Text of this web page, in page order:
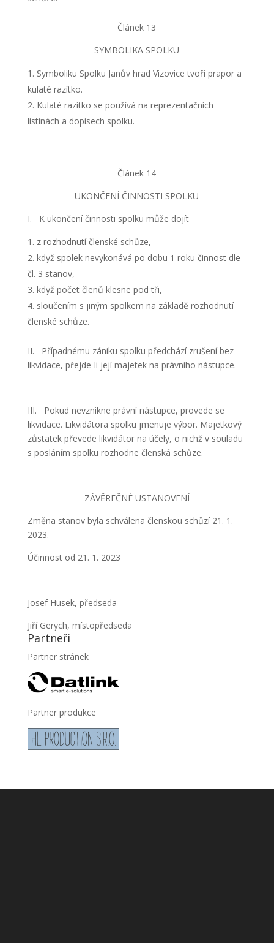
Článek 13
SYMBOLIKA SPOLKU
Symboliku Spolku Janův hrad Vizovice tvoří prapor a
kulaté razítko.
Kulaté razítko se používá na reprezentačních
listinách a dopisech spolku.
Článek 14
UKONČENÍ ČINNOSTI SPOLKU
I. K ukončení činnosti spolku může dojít
z rozhodnutí členské schůze,
když spolek nevykonává po dobu 1 roku činnost dle
čl. 3 stanov,
když počet členů klesne pod tři,
sloučením s jiným spolkem na základě rozhodnutí
členské schůze.
II. Případnému zániku spolku předchází zrušení bez
likvidace, přejde-li její majetek na právního nástupce.
III. Pokud nevznikne právní nástupce, provede se
likvidace. Likvidátora spolku jmenuje výbor. Majetkový
zůstatek převede likvidátor na účely, o nichž v souladu
s posláním spolku rozhodne členská schůze.
ZÁVĚREČNÉ USTANOVENÍ
Změna stanov byla schválena členskou schůzí 21. 1.
2023.
Účinnost od 21. 1. 2023
Josef Husek, předseda
Jiří Gerych, místopředseda
Partneři
Partner stránek
Partner produkce